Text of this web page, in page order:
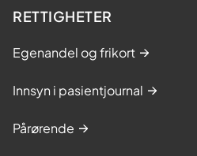
RETTIGHETER
Egenandel og frikort
Innsyn i pasientjournal
Pårørende